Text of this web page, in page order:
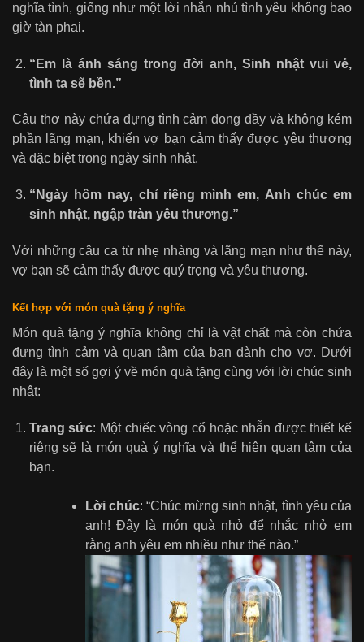
nghĩa tình, giống như một lời nhắn nhủ tình yêu không bao
giờ tàn phai.
“Em là ánh sáng trong đời anh, Sinh nhật vui vẻ,
tình ta sẽ bền.”
Câu thơ này chứa đựng tình cảm đong đầy và không kém
phần lãng mạn, khiến vợ bạn cảm thấy được yêu thương
và đặc biệt trong ngày sinh nhật.
“Ngày hôm nay, chỉ riêng mình em, Anh chúc em
sinh nhật, ngập tràn yêu thương.”
Với những câu ca từ nhẹ nhàng và lãng mạn như thế này,
vợ bạn sẽ cảm thấy được quý trọng và yêu thương.
Kết hợp với món quà tặng ý nghĩa
Món quà tặng ý nghĩa không chỉ là vật chất mà còn chứa
đựng tình cảm và quan tâm của bạn dành cho vợ. Dưới
đây là một số gợi ý về món quà tặng cùng với lời chúc sinh
nhật:
Trang sức: Một chiếc vòng cổ hoặc nhẫn được thiết kế
riêng sẽ là món quà ý nghĩa và thể hiện quan tâm của
bạn.
Lời chúc: “Chúc mừng sinh nhật, tình yêu của
anh! Đây là món quà nhỏ để nhắc nhở em
rằng anh yêu em nhiều như thế nào.”